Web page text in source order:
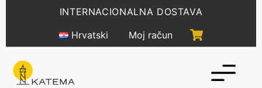
INTERNACIONALNA DOSTAVA
Hrvatski
Moj račun